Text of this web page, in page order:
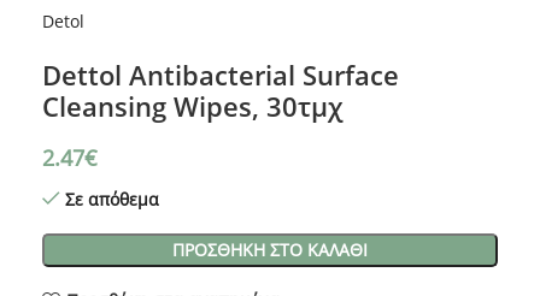
Detol
Dettol Antibacterial Surface
Cleansing Wipes, 30τμχ
2.47€
Σε απόθεμα
ΠΡΟΣΘΉΚΗ ΣΤΟ ΚΑΛΆΘΙ